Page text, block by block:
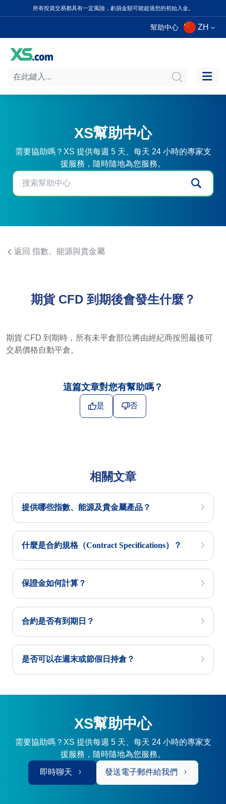
所有投資交易都具有一定風險，虧損金額可能超過您的初始入金。
幫助中心 ZH
XS幫助中心
需要協助嗎？XS 提供每週 5 天、每天 24 小時的專家支
援服務，隨時隨地為您服務。
返回 指數、能源與貴金屬
期貨 CFD 到期後會發生什麼？
期貨 CFD 到期時，所有未平倉部位將由經紀商按照最後可
交易價格自動平倉。
這篇文章對您有幫助嗎？
是 否
相關文章
提供哪些指數、能源及貴金屬產品？
什麼是合約規格（Contract Specifications）？
保證金如何計算？
合約是否有到期日？
是否可以在週末或節假日持倉？
XS幫助中心
需要協助嗎？XS 提供每週 5 天、每天 24 小時的專家支
援服務，隨時隨地為您服務。
即時聊天 發送電子郵件給我們